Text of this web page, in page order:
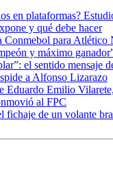
en plataformas?
y qué debe hacer
Conmebol para Atlético
y máximo
el sentido mensaje
a Alfonso Lizarazo
Eduardo Emilio
al FPC
de un volante